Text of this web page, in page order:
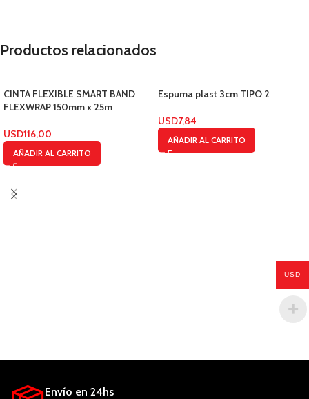
Productos relacionados
CINTA FLEXIBLE SMART BAND
FLEXWRAP 150mm x 25m
USD116,00
AÑADIR AL CARRITO
Espuma plast 3cm TIPO 2
USD7,84
AÑADIR AL CARRITO
Envío en 24hs
USD